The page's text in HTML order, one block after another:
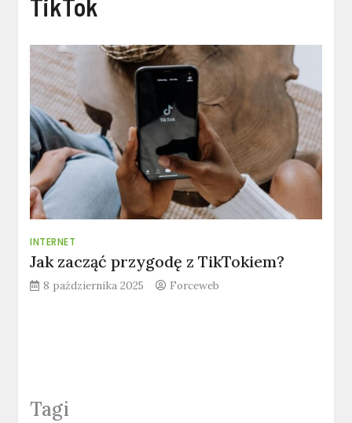
TikTok
INTERNET
Jak zacząć przygodę z TikTokiem?
8 października 2025 Forceweb
Tagi